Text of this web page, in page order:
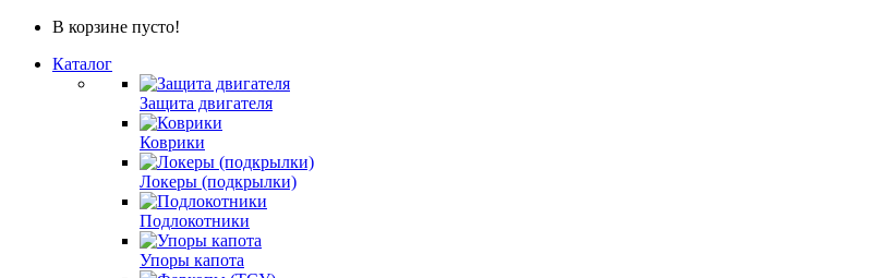
В корзине пусто!
Каталог
Защита двигателя
Коврики
Локеры (подкрылки)
Подлокотники
Упоры капота